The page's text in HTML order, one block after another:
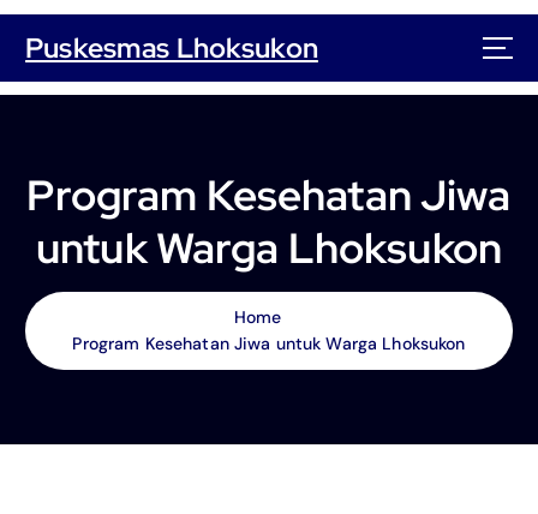
S
p
Puskesmas Lhoksukon
Program Kesehatan Jiwa
untuk Warga Lhoksukon
Home
Program Kesehatan Jiwa untuk Warga Lhoksukon